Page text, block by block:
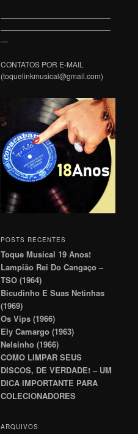
———————————————
———————————————
—
CONTATOS POR E-MAIL
(toquelinkmusical@gmail.com)
POSTS RECENTES
Toque Musical 19 Anos!
Lampião Rei Do Cangaço –
TSO (1964)
Bicudinho E Suas Netinhas
(1969)
Os Vips (1966)
Ely Camargo (1963)
Nelsinho (1966)
COMO LIMPAR SEUS
DISCOS, DE VERDADE! – UM
DICA IMPORTANTE PARA
COLECIONADORES
ARQUIVOS